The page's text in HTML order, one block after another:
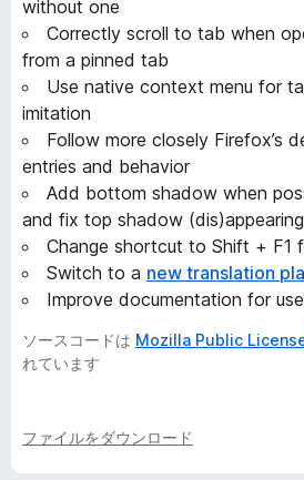
without one
Correctly scroll to tab when
from a pinned tab
Use native context menu for
imitation
Follow more closely Firefox’s
entries and behavior
Add bottom shadow when
and fix top shadow
Change shortcut to Shift + F1
Switch to a new translation
Improve documentation for
ソースコードは Mozilla Public
れています
ファイルをダウンロード